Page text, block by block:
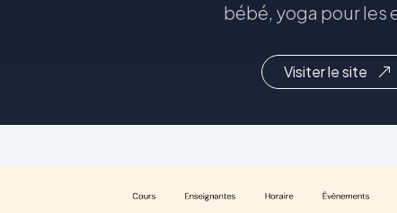
bébé, yoga pour les
Visiter le site